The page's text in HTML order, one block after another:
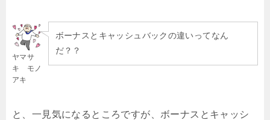
ヤマサ
キ モノ
アキ
ボーナスとキャッシュバックの違いってなん
だ？？
と、一見気になるところですが、ボーナスとキャッシ